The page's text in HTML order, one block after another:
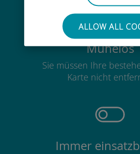
ALLOW ALL
Mühelos
Sie müssen Ihre
Karte nicht
Immer